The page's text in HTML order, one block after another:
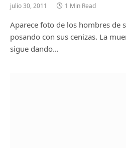
julio 30, 2011 1 Min Read
Aparece foto de los hombres de
posando con sus cenizas. La
sigue dando…